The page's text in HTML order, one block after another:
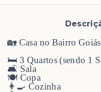
🏡 Casa no Bairro Goiás
🛏️ 3 Quartos (sendo 1
🛋️ Sala
🍽️ Copa
👩‍🍳 Cozinha